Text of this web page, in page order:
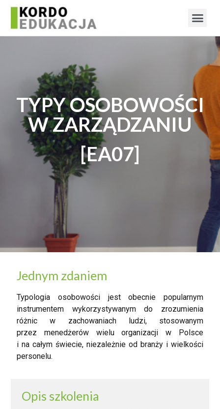
TYPY OSOBOWOŚCI
W ZARZĄDZANIU
[EA07]
Jednym zdaniem
Typologia osobowości jest obecnie popularnym
instrumentem wykorzystywanym do zrozumienia
różnic w zachowaniach ludzi, stosowanym
przez menedżerów wielu organizacji w Polsce
i na całym świecie, niezależnie od branży i wielkości
personelu.
Opis szkolenia